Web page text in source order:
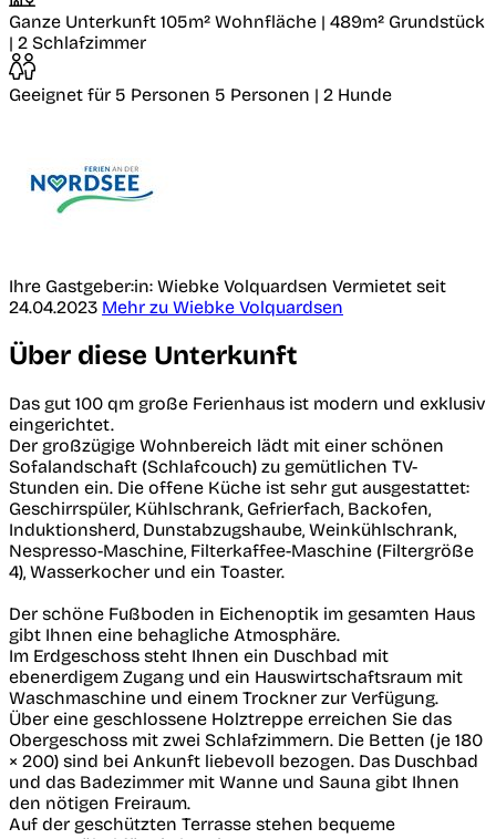
Ganze Unterkunft 105m² Wohnfläche | 489m² Grundstück
| 2 Schlafzimmer
Geeignet für 5 Personen 5 Personen | 2 Hunde
Ihre Gastgeber:in: Wiebke Volquardsen Vermietet seit
24.04.2023 Mehr zu Wiebke Volquardsen
Über diese Unterkunft
Das gut 100 qm große Ferienhaus ist modern und exklusiv
eingerichtet.
Der großzügige Wohnbereich lädt mit einer schönen
Sofalandschaft (Schlafcouch) zu gemütlichen TV-
Stunden ein. Die offene Küche ist sehr gut ausgestattet:
Geschirrspüler, Kühlschrank, Gefrierfach, Backofen,
Induktionsherd, Dunstabzugshaube, Weinkühlschrank,
Nespresso-Maschine, Filterkaffee-Maschine (Filtergröße
4), Wasserkocher und ein Toaster.
Der schöne Fußboden in Eichenoptik im gesamten Haus
gibt Ihnen eine behagliche Atmosphäre.
Im Erdgeschoss steht Ihnen ein Duschbad mit
ebenerdigem Zugang und ein Hauswirtschaftsraum mit
Waschmaschine und einem Trockner zur Verfügung.
Über eine geschlossene Holztreppe erreichen Sie das
Obergeschoss mit zwei Schlafzimmern. Die Betten (je 180
× 200) sind bei Ankunft liebevoll bezogen. Das Duschbad
und das Badezimmer mit Wanne und Sauna gibt Ihnen
den nötigen Freiraum.
Auf der geschützten Terrasse stehen bequeme